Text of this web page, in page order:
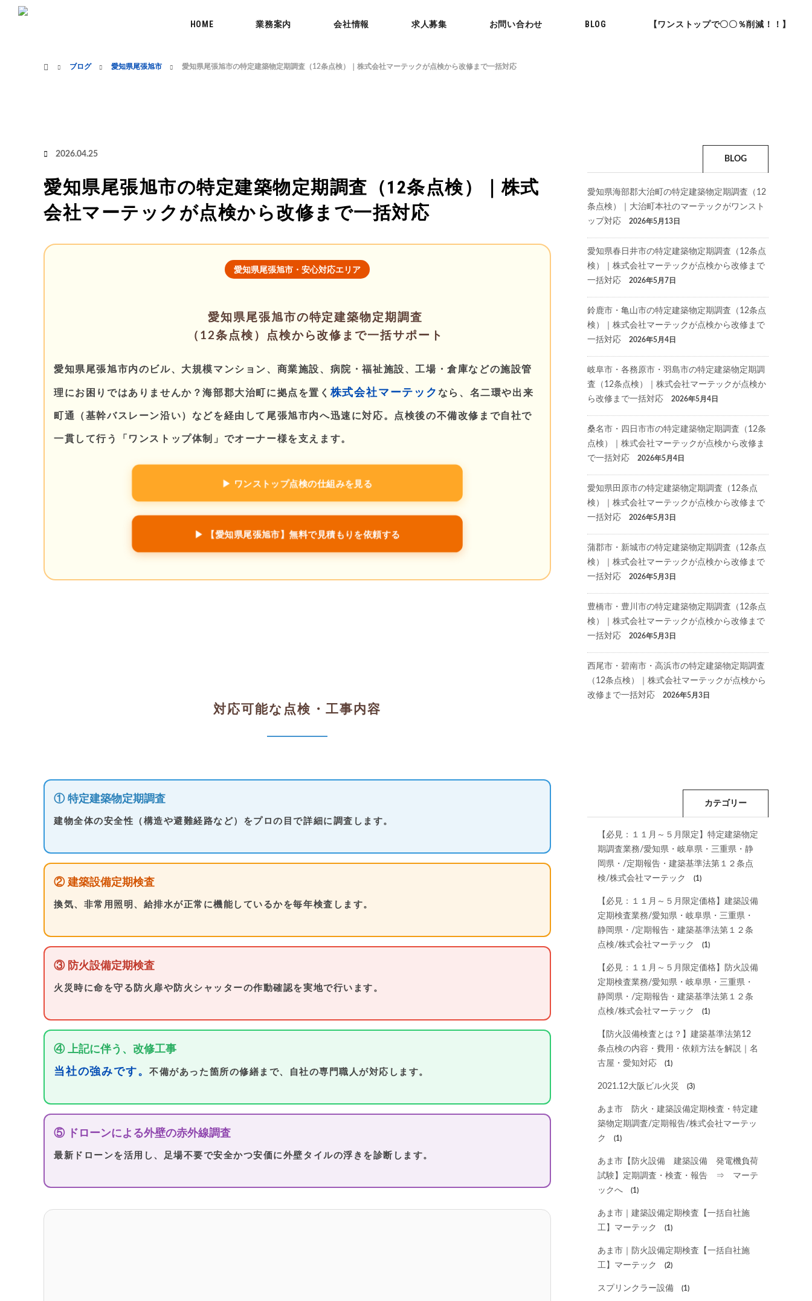
menu
HOME 業務案内 会社情報 求人募集 お問い合わせ BLOG 【ワンストップで〇〇％削減！！】
ブログ
愛知県尾張旭市 愛知県尾張旭市の特定建築物定期調査（12条点検）｜株式会社マーテックが点検から改修まで一括対応
2026.04.25
愛知県尾張旭市の特定建築物定期調査（12条点検）｜株式
会社マーテックが点検から改修まで一括対応
愛知県尾張旭市・安心対応エリア
愛知県尾張旭市の特定建築物定期調査
（12条点検）点検から改修まで一括サポート
愛知県尾張旭市内のビル、大規模マンション、商業施設、病院・福祉施設、工場・倉庫などの施設管
理にお困りではありませんか？海部郡大治町に拠点を置く株式会社マーテックなら、名二環や出来
町通（基幹バスレーン沿い）などを経由して尾張旭市内へ迅速に対応。点検後の不備改修まで自社で
一貫して行う「ワンストップ体制」でオーナー様を支えます。
▶ ワンストップ点検の仕組みを見る
▶ 【愛知県尾張旭市】無料で見積もりを依頼する
対応可能な点検・工事内容
① 特定建築物定期調査
建物全体の安全性（構造や避難経路など）をプロの目で詳細に調査します。
② 建築設備定期検査
換気、非常用照明、給排水が正常に機能しているかを毎年検査します。
③ 防火設備定期検査
火災時に命を守る防火扉や防火シャッターの作動確認を実地で行います。
④ 上記に伴う、改修工事
当社の強みです。不備があった箇所の修繕まで、自社の専門職人が対応します。
⑤ ドローンによる外壁の赤外線調査
最新ドローンを活用し、足場不要で安全かつ安価に外壁タイルの浮きを診断します。
BLOG
愛知県海部郡大治町の特定建築物定期調査（12
条点検）｜大治町本社のマーテックがワンスト
ップ対応
2026年5月13日
愛知県春日井市の特定建築物定期調査（12条点
検）｜株式会社マーテックが点検から改修まで
一括対応
2026年5月7日
鈴鹿市・亀山市の特定建築物定期調査（12条点
検）｜株式会社マーテックが点検から改修まで
一括対応
2026年5月4日
岐阜市・各務原市・羽島市の特定建築物定期調
査（12条点検）｜株式会社マーテックが点検か
ら改修まで一括対応
2026年5月4日
桑名市・四日市市の特定建築物定期調査（12条
点検）｜株式会社マーテックが点検から改修ま
で一括対応
2026年5月4日
愛知県田原市の特定建築物定期調査（12条点
検）｜株式会社マーテックが点検から改修まで
一括対応
2026年5月3日
蒲郡市・新城市の特定建築物定期調査（12条点
検）｜株式会社マーテックが点検から改修まで
一括対応
2026年5月3日
豊橋市・豊川市の特定建築物定期調査（12条点
検）｜株式会社マーテックが点検から改修まで
一括対応
2026年5月3日
西尾市・碧南市・高浜市の特定建築物定期調査
（12条点検）｜株式会社マーテックが点検から
改修まで一括対応
2026年5月3日
カテゴリー
【必見：１１月～５月限定】特定建築物定
期調査業務/愛知県・岐阜県・三重県・静
岡県・/定期報告・建築基準法第１２条点
検/株式会社マーテック
(1)
【必見：１１月～５月限定価格】建築設備
定期検査業務/愛知県・岐阜県・三重県・
静岡県・/定期報告・建築基準法第１２条
点検/株式会社マーテック
(1)
【必見：１１月～５月限定価格】防火設備
定期検査業務/愛知県・岐阜県・三重県・
静岡県・/定期報告・建築基準法第１２条
点検/株式会社マーテック
(1)
【防火設備検査とは？】建築基準法第12
条点検の内容・費用・依頼方法を解説｜名
古屋・愛知対応
(1)
2021.12大阪ビル火災 (3)
あま市 防火・建築設備定期検査・特定建
築物定期調査/定期報告/株式会社マーテッ
ク
(1)
あま市【防火設備 建築設備 発電機負荷
試験】定期調査・検査・報告 ⇒ マーテ
ックへ
(1)
あま市｜建築設備定期検査【一括自社施
工】マーテック
(1)
あま市｜防火設備定期検査【一括自社施
工】マーテック
(2)
スプリンクラー設備 (1)